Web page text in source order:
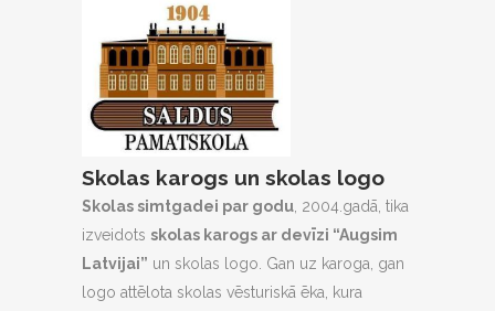
Skolas karogs un skolas logo
Skolas simtgadei par godu, 2004.gadā, tika
izveidots skolas karogs ar devīzi “Augsim
Latvijai” un skolas logo. Gan uz karoga, gan
logo attēlota skolas vēsturiskā ēka, kura